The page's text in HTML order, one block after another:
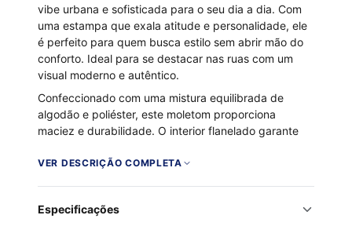
vibe urbana e sofisticada para o seu dia a dia. Com
uma estampa que exala atitude e personalidade, ele
é perfeito para quem busca estilo sem abrir mão do
conforto. Ideal para se destacar nas ruas com um
visual moderno e autêntico.
Confeccionado com uma mistura equilibrada de
algodão e poliéster, este moletom proporciona
maciez e durabilidade. O interior flanelado garante
e a barra em ribana oferecem um ajuste seguro e
VER DESCRIÇÃO COMPLETA
Especificações